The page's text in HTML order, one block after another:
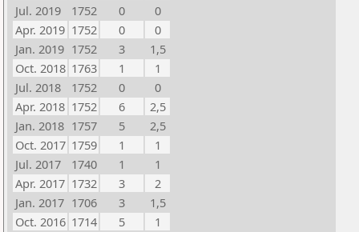
Jul. 2019
1752 0
0
Apr. 2019 1752 0
0
Jan. 2019 1752 3
1,5
Oct. 2018 1763 1
1
Jul. 2018
1752 0
0
Apr. 2018 1752 6
2,5
Jan. 2018 1757 5
2,5
Oct. 2017 1759 1
1
Jul. 2017
1740 1
1
Apr. 2017 1732 3
2
Jan. 2017 1706 3
1,5
Oct. 2016 1714 5
1